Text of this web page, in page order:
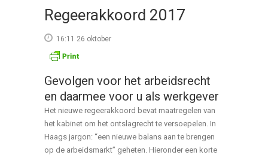
Regeerakkoord 2017
16:11 26 oktober
Gevolgen voor het arbeidsrecht
en daarmee voor u als werkgever
Het nieuwe regeerakkoord bevat maatregelen van
het kabinet om het ontslagrecht te versoepelen. In
Haags jargon: “een nieuwe balans aan te brengen
op de arbeidsmarkt” geheten. Hieronder een korte